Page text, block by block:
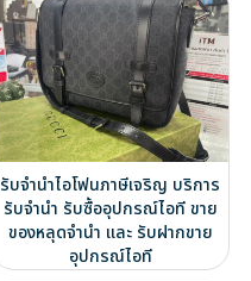
รับจำนำไอโฟนภาษีเจริญ บริการ
รับจำนำ รับซื้ออุปกรณ์ไอที ขาย
ของหลุดจำนำ และ รับฝากขาย
อุปกรณ์ไอที